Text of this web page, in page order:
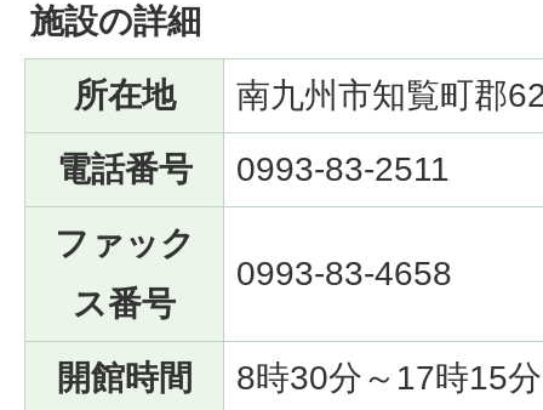
施設の詳細
所在地
南九州市知覧町郡
電話番号
0993-83-2511
ファック
ス番号
0993-83-4658
開館時間 8時30分～17時15分